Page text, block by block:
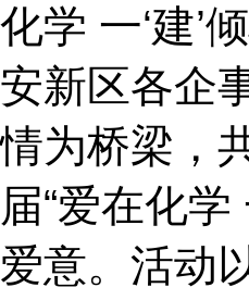
化学 一‘建’
安新区各企
情为桥梁，
届“爱在化
爱意。活动